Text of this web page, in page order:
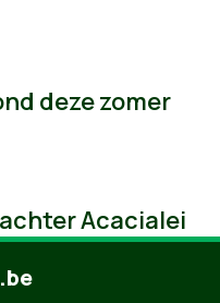
deze zomer
Acacialei